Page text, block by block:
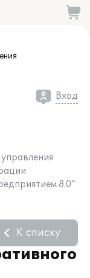
Вход
8.0"
К списку